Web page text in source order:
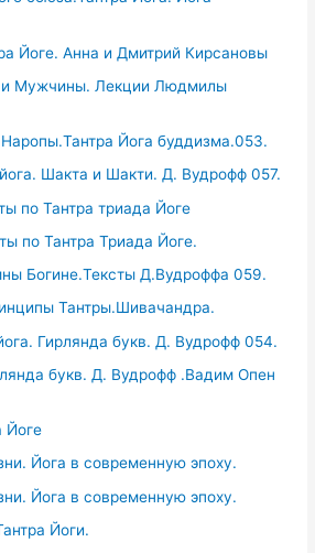
Йоге. Анна и Дмитрий Кирсановы
Мужчины. Лекции Людмилы
Йога буддизма.053.
Шакта и Шакти. Д. Вудрофф 057.
по Тантра триада Йоге
по Тантра Триада Йоге.
Богине.Тексты Д.Вудроффа 059.
Тантры.Шивачандра.
Гирлянда букв. Д. Вудрофф 054.
букв. Д. Вудрофф .Вадим Опен
Йоге
Йога в современную эпоху.
Йога в современную эпоху.
Йоги.